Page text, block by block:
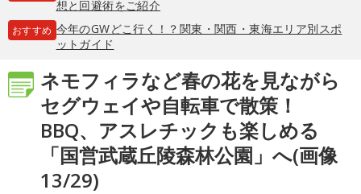
想と回避術をご紹介
おすすめ 今年のGWどこ行く！？関東・関西・東海エリア別スポ
ットガイド
ネモフィラなど春の花を見ながら
セグウェイや自転車で散策！
BBQ、アスレチックも楽しめる
「国営武蔵丘陵森林公園」へ(画像
13/29)